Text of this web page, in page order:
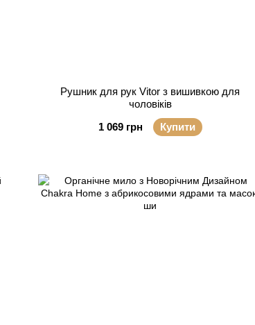
Рушник для рук Vitor з вишивкою для
чоловіків
1 069 грн
Купити